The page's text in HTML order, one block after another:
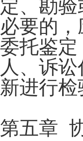
定、勘
必要的
委托鉴
人、诉
新进行
第五章